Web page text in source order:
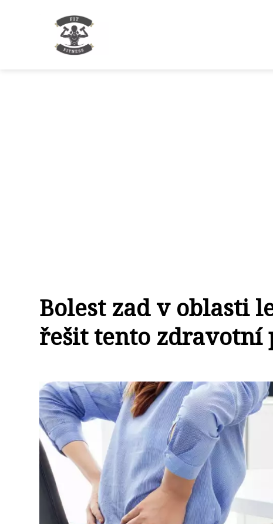
Bolest zad v oblasti
řešit tento zdravotní